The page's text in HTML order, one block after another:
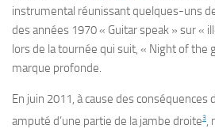
instrumental réunissant quelques-uns
des années 1970 « Guitar speak » sur «
lors de la tournée qui suit, « Night of the
marque profonde.
En juin 2011, à cause des conséquences
amputé d’une partie de la jambe droite3,